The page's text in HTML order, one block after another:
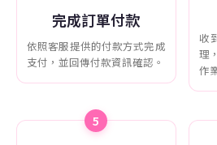
完成訂單付款
依照客服提供的付款方式完成
支付，並回傳付款資訊確認。
收
理
作
5